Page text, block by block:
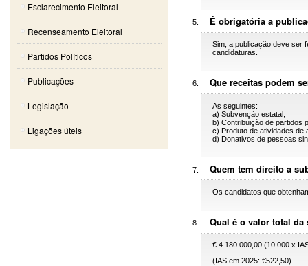
É obrigatória a
Sim, a publicação deve ser
candidaturas.
Que receitas podem
As seguintes:
a) Subvenção estatal;
b) Contribuição de partidos
c) Produto de atividades de
d) Donativos de pessoas
Quem tem direito a
Os candidatos que
Qual é o valor total
€ 4 180 000,00 (10 000 x
(IAS em 2025: €522,50)
Esclarecimento Eleitoral
Recenseamento Eleitoral
Partidos Políticos
Publicações
Legislação
Ligações úteis